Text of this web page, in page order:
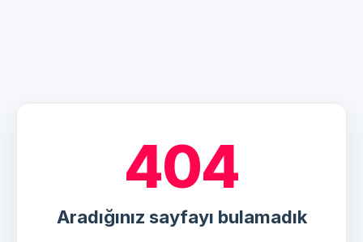
404
Aradığınız sayfayı bulamadık